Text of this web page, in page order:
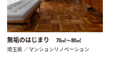
無垢のはじまり 70㎡〜80㎡
埼玉県 ／マンションリノベーション